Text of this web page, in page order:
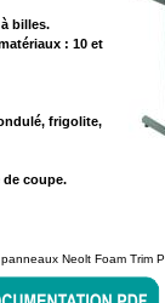
billes.
: 10 et
frigolite,
coupe.
Neolt Foam Trim